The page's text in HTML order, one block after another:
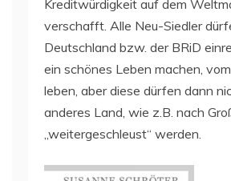
Kreditwürdigkeit auf dem
verschafft. Alle Neu-Siedler
Deutschland bzw. der BRiD
ein schönes Leben machen,
leben, aber diese dürfen dann
anderes Land, wie z.B. nach
„weitergeschleust“ werden.